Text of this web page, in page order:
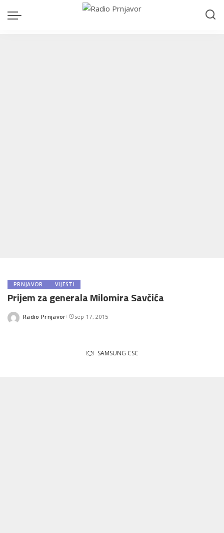
PRNJAVOR VIJESTI
Prijem za generala Milomira Savčića
Posted
Radio Prnjavor sep 17, 2015
SAMSUNG CSC